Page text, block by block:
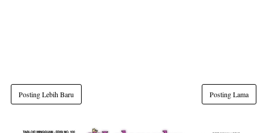
Posting Lebih Baru Posting Lama